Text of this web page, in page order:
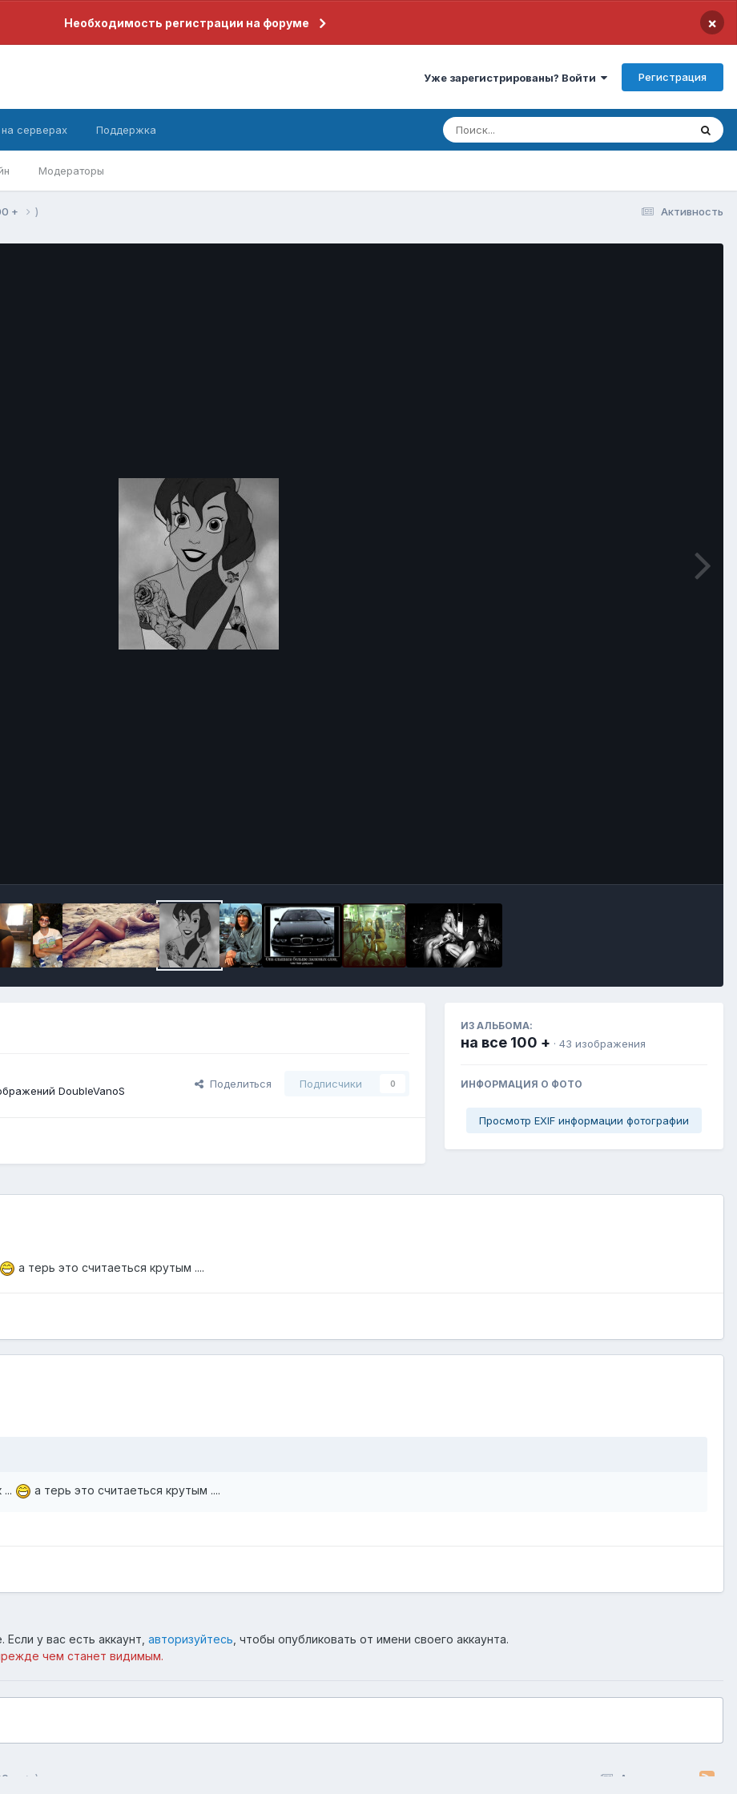
Необходимость регистрации на форуме ×
Уже зарегистрированы? Войти Регистрация
Модераторы
серверах Поддержка
Активность
+ )
DoubleVanoS
Поделиться Подписчики 0
ИЗ АЛЬБОМА:
на все 100 + · 43 изображения
ИНФОРМАЦИЯ О ФОТО
Просмотр EXIF информации фотографии
а терь это считаеться крутым ....
а терь это считаеться крутым ....
у вас есть аккаунт, авторизуйтесь , чтобы опубликовать от имени своего аккаунта.
чем станет видимым.
Активность
+ )